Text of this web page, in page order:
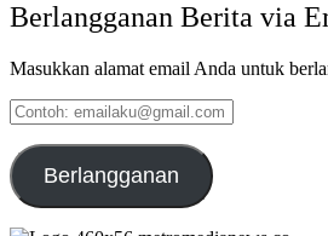
Berlangganan Berita via
Masukkan alamat email Anda untuk
Contoh:
emailaku@gmail.com
Berlangganan